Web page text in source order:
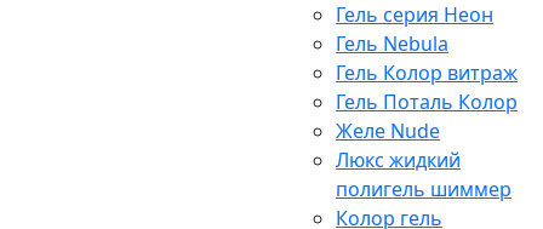
Гель серия Неон
Гель Nebula
Гель Колор витраж
Гель Поталь Колор
Желе Nude
Люкс жидкий
полигель шиммер
Колор гель